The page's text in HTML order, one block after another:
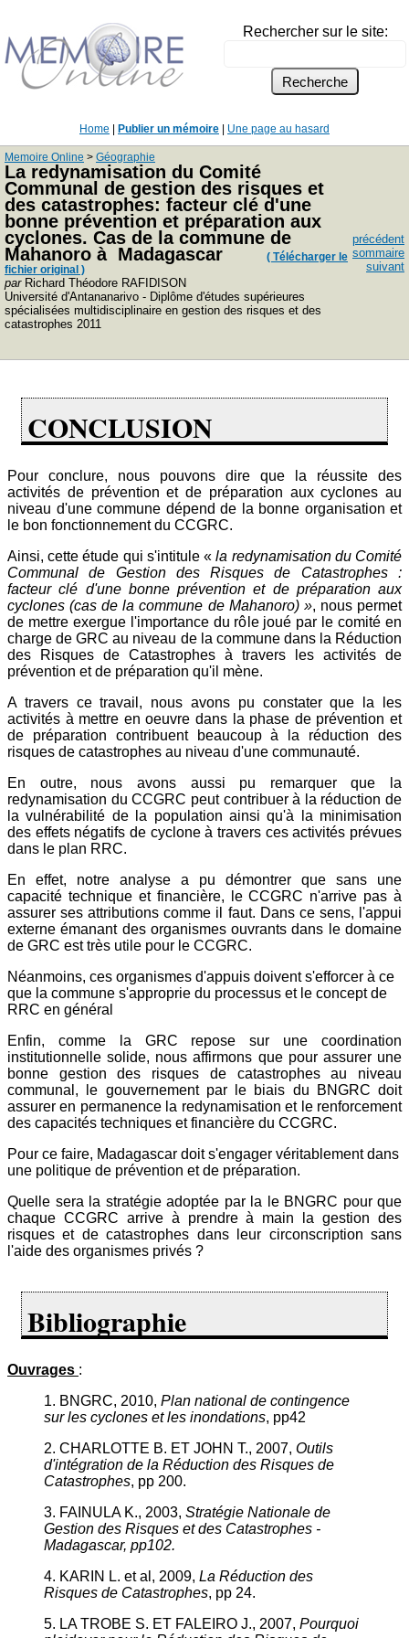
Rechercher sur le site:
Home Publier un mémoire Une page au hasard
Memoire Online > Géographie
La redynamisation du Comité
Communal de gestion des risques et
des catastrophes: facteur clé d'une
bonne prévention et préparation aux
cyclones. Cas de la commune de
Mahanoro à Madagascar
( Télécharger le
fichier original )
parRichard Théodore RAFIDISON
Université d'Antananarivo - Diplôme d'études supérieures
spécialisées multidisciplinaire en gestion des risques et des
catastrophes 2011
précédent
sommaire
suivant
CONCLUSION
Pour conclure, nous pouvons dire que la réussite des
activités de prévention et de préparation aux cyclones au
niveau d'une commune dépend de la bonne organisation et
le bon fonctionnement du CCGRC.
Ainsi, cette étude qui s'intitule «la redynamisation du Comité
Communal de Gestion des Risques de Catastrophes :
facteur clé d'une bonne prévention et de préparation aux
cyclones (cas de la commune de Mahanoro) », nous permet
de mettre exergue l'importance du rôle joué par le comité en
charge de GRC au niveau de la commune dans la Réduction
des Risques de Catastrophes à travers les activités de
prévention et de préparation qu'il mène.
A travers ce travail, nous avons pu constater que la les
activités à mettre en oeuvre dans la phase de prévention et
de préparation contribuent beaucoup à la réduction des
risques de catastrophes au niveau d'une communauté.
En outre, nous avons aussi pu remarquer que la
redynamisation du CCGRC peut contribuer à la réduction de
la vulnérabilité de la population ainsi qu'à la minimisation
des effets négatifs de cyclone à travers ces activités prévues
dans le plan RRC.
En effet, notre analyse a pu démontrer que sans une
capacité technique et financière, le CCGRC n'arrive pas à
assurer ses attributions comme il faut. Dans ce sens, l'appui
externe émanant des organismes ouvrants dans le domaine
de GRC est très utile pour le CCGRC.
Néanmoins, ces organismes d'appuis doivent s'efforcer à ce
que la commune s'approprie du processus et le concept de
RRC en général
Enfin, comme la GRC repose sur une coordination
institutionnelle solide, nous affirmons que pour assurer une
bonne gestion des risques de catastrophes au niveau
communal, le gouvernement par le biais du BNGRC doit
assurer en permanence la redynamisation et le renforcement
des capacités techniques et financière du CCGRC.
Pour ce faire, Madagascar doit s'engager véritablement dans
une politique de prévention et de préparation.
Quelle sera la stratégie adoptée par la le BNGRC pour que
chaque CCGRC arrive à prendre à main la gestion des
risques et de catastrophes dans leur circonscription sans
l'aide des organismes privés ?
Bibliographie
Ouvrages :
1. BNGRC, 2010, Plan national de contingence
sur les cyclones et les inondations, pp42
2. CHARLOTTE B. ET JOHN T., 2007, Outils
d'intégration de la Réduction des Risques de
Catastrophes, pp 200.
3. FAINULA K., 2003, Stratégie Nationale de
Gestion des Risques et des Catastrophes -
Madagascar, pp102.
4. KARIN L. et al, 2009, La Réduction des
Risques de Catastrophes, pp 24.
5. LA TROBE S. ET FALEIRO J., 2007, Pourquoi